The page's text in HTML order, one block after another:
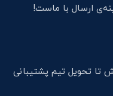
ارسال با ماست!
تا تحویل تیم پشتیبانی